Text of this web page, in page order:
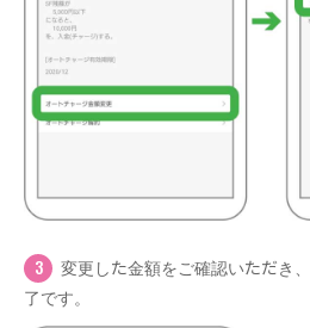
変更した金額をご確認いただき、
了です。